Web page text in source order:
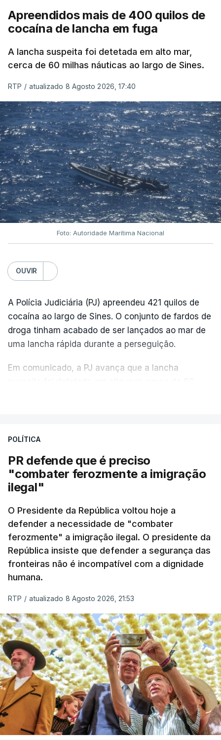
Apreendidos mais de 400 quilos de
cocaína de lancha em fuga
A lancha suspeita foi detetada em alto mar,
cerca de 60 milhas náuticas ao largo de Sines.
RTP / atualizado 8 Agosto 2026, 17:40
Foto: Autoridade Marítima Nacional
OUVIR
A Polícia Judiciária (PJ) apreendeu 421 quilos de
cocaína ao largo de Sines. O conjunto de fardos de
droga tinham acabado de ser lançados ao mar de
uma lancha rápida durante a perseguição.
Em comunicado, a PJ avança que a lancha
desencadeando uma ação de prevenção
articulação com a Marinha, a Autoridade Marítima
Nacional e a Força Aérea.
apreendida mais cocaína até ao momento de que
em todo o ano de 2025.
A ação de prevenção visa a deteção em alto mar
de embarcações de alta velocidade (EAV) que
utilizam a costa nacional para o tráfico de droga.
c/ Lusa
POLÍTICA
PR defende que é preciso
"combater ferozmente a imigração
ilegal"
O Presidente da República voltou hoje a
defender a necessidade de "combater
ferozmente" a imigração ilegal. O presidente da
República insiste que defender a segurança das
fronteiras não é incompatível com a dignidade
humana.
RTP / atualizado 8 Agosto 2026, 21:53